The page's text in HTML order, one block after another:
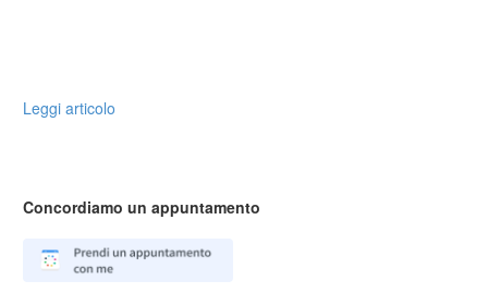
Leggi articolo
Concordiamo un appuntamento